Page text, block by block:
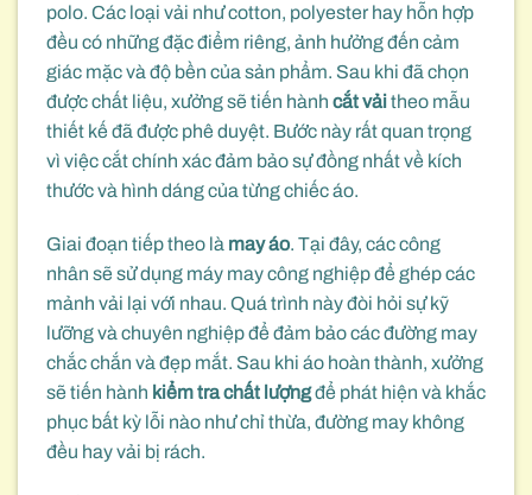
polo. Các loại vải như cotton, polyester hay hỗn hợp
đều có những đặc điểm riêng, ảnh hưởng đến cảm
giác mặc và độ bền của sản phẩm. Sau khi đã chọn
được chất liệu, xưởng sẽ tiến hành cắt vảitheo mẫu
thiết kế đã được phê duyệt. Bước này rất quan trọng
vì việc cắt chính xác đảm bảo sự đồng nhất về kích
thước và hình dáng của từng chiếc áo.
Giai đoạn tiếp theo là may áo. Tại đây, các công
nhân sẽ sử dụng máy may công nghiệp để ghép các
mảnh vải lại với nhau. Quá trình này đòi hỏi sự kỹ
lưỡng và chuyên nghiệp để đảm bảo các đường may
chắc chắn và đẹp mắt. Sau khi áo hoàn thành, xưởng
sẽ tiến hành kiểm tra chất lượngđể phát hiện và khắc
phục bất kỳ lỗi nào như chỉ thừa, đường may không
đều hay vải bị rách.